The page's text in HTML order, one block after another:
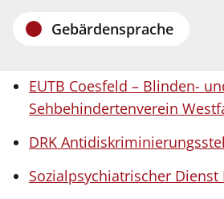
NetzwerkBüro Frauen und
EUTB Coesfeld – Blinden-
Sehbehindertenverein
DRK
Sozialpsychiatrischer Dienst
Gebärdensprache